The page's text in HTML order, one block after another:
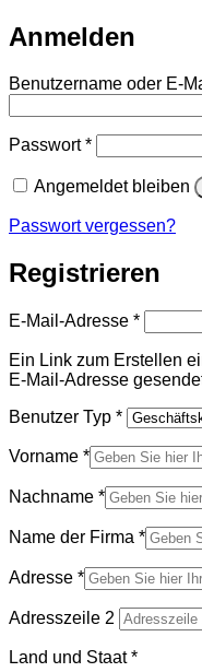
Anmelden
Benutzername oder E-
Passwort*Erforderlich
Angemeldet bleiben
Passwort vergessen?
Registrieren
E-Mail-Adresse *
Ein Link zum Erstellen
E-Mail-Adresse
Benutzer Typ *
Vorname *
Nachname *
Name der Firma *
Adresse *
Adresszeile 2
Land und Staat*